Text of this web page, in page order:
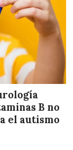
B no
el autismo